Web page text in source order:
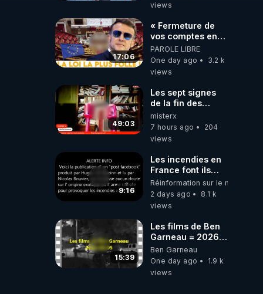
views
17:06
« Fermeture de
vos comptes en
banque ! » :
Macron impose
une loi folle !
PAROLE LIBRE
One day ago
3.2 k
views
49:03
Les sept signes
de la fin des
temps selon
l’intervenant
misterx
7 hours ago
204
views
9:16
Les incendies en
France font ils
partie d' un plan
qui aurait débuté
le 11 septembre
Réinformation sur le monde
2 days ago
8.1 k
views
15:39
Les films de Ben
Garneau = 2026-
08-05
Ben Garneau
One day ago
1.9 k
views